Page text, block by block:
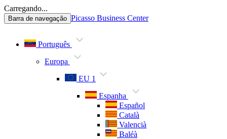
Carregando...
Barra de navegação Picasso Business Center
Português
Europa
EU 1
Espanha
Español
Català
Valencià
Baléà